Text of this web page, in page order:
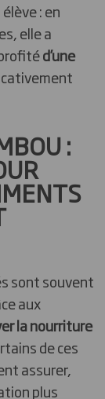
: en
elle a
d’une
:
sont souvent
aux
la nourriture
de ces
assurer,
plus